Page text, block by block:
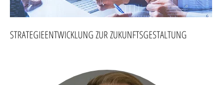
STRATEGIEENTWICKLUNG ZUR ZUKUNFTSGESTALTUNG